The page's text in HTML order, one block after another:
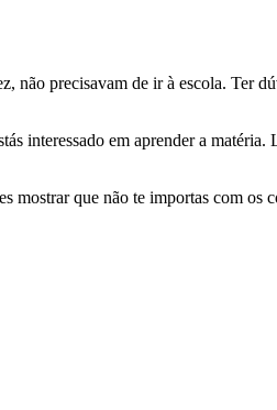
não precisavam de ir à escola. Ter
interessado em aprender a
que não te importas com os